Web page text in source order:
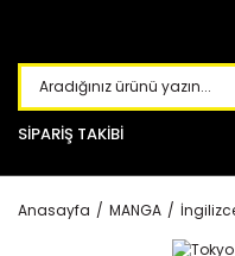
SİPARİŞ TAKİBİ
Anasayfa MANGA